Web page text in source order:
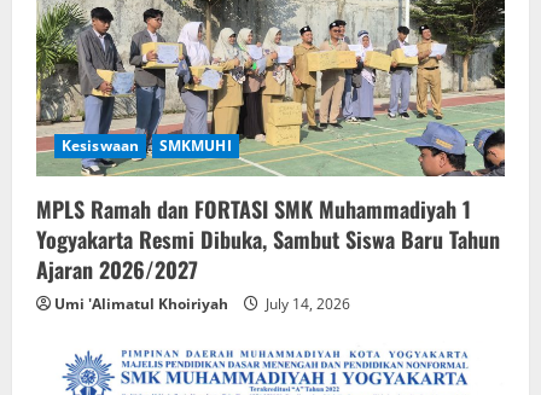
i
o
n Kesiswaan SMKMUHI
MPLS Ramah dan FORTASI SMK Muhammadiyah 1
Yogyakarta Resmi Dibuka, Sambut Siswa Baru Tahun
Ajaran 2026/2027
Umi 'Alimatul Khoiriyah July 14, 2026